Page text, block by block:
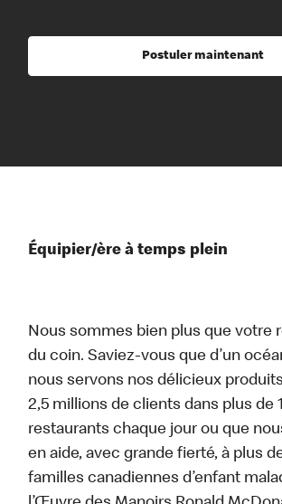
Postuler maintenant
Équipier/ère à temps plein
Nous sommes bien plus que votre
du coin. Saviez-vous que d’un
nous servons nos délicieux
2,5 millions de clients dans plus de
restaurants chaque jour ou que
en aide, avec grande fierté, à plus
familles canadiennes d’enfant